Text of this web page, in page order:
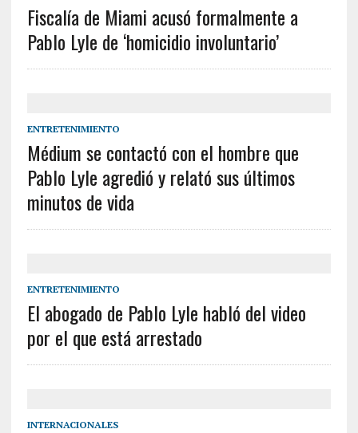
Fiscalía de Miami acusó formalmente a
Pablo Lyle de ‘homicidio involuntario’
ENTRETENIMIENTO
Médium se contactó con el hombre que
Pablo Lyle agredió y relató sus últimos
minutos de vida
ENTRETENIMIENTO
El abogado de Pablo Lyle habló del video
por el que está arrestado
INTERNACIONALES